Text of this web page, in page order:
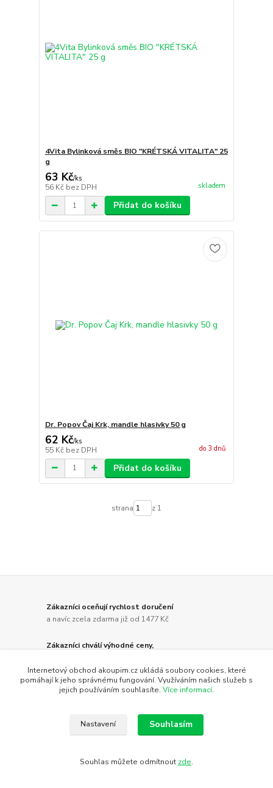
4Vita Bylinková směs BIO "KRÉTSKÁ VITALITA" 25
g
63 Kč/ks
56 Kč bez DPH skladem
Přidat do košíku
Dr. Popov Čaj Krk, mandle hlasivky 50 g
62 Kč/ks
55 Kč bez DPH do 3 dnů
Přidat do košíku
strana z 1
Zákazníci oceňují rychlost doručení
a navíc zcela zdarma již od 1477 Kč
Zákazníci chválí výhodné ceny,
Zákazníci zmiňují kvalitu komunikace,
protože jsou potěšeni vstřícným přístupem
Zákazníci Vám nákup zde doporučují,
protože jsou s nákupy zde spokojení
Internetový obchod akoupim.cz ukládá soubory cookies, které
pomáhají k jeho správnému fungování. Využíváním našich služeb s
jejich používáním souhlasíte. Více informací.
Nastavení Souhlasím
Souhlas můžete odmítnout zde.